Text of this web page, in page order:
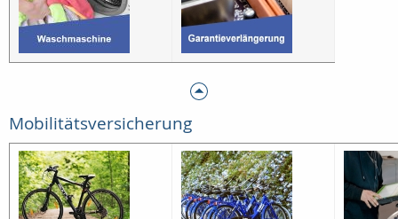
Mobilitätsversicherung